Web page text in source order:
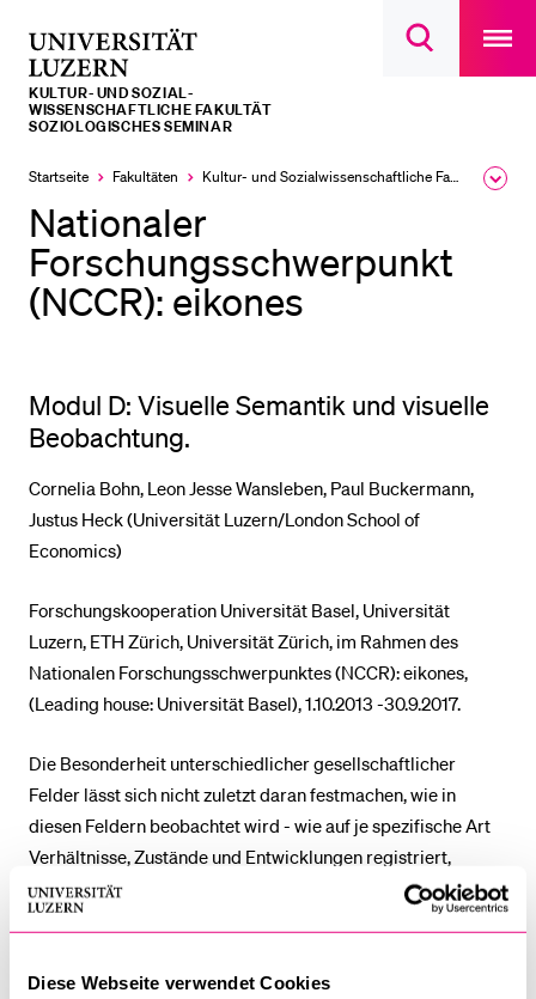
Diese Webseite verwendet Cookies
Suchdialog
main
KULTUR- UND SOZIAL­­­
WISSENSCHAFTLICHE FAKULTÄT
SOZIOLOGISCHES SEMINAR
Startseite Fakultäten Kultur- und Sozial­­wissenschaftliche Fakultät
Nationaler
Forschungsschwerpunkt
(NCCR): eikones
Modul D: Visuelle Semantik und visuelle
Beobachtung.
Cornelia Bohn, Leon Jesse Wansleben, Paul Buckermann,
Justus Heck (Universität Luzern/London School of
Economics)
Forschungskooperation Universität Basel, Universität
Luzern, ETH Zürich, Universität Zürich, im Rahmen des
Nationalen Forschungsschwerpunktes (NCCR): eikones,
(Leading house: Universität Basel), 1.10.2013 -30.9.2017.
Die Besonderheit unterschiedlicher gesellschaftlicher
Felder lässt sich nicht zuletzt daran festmachen, wie in
diesen Feldern beobachtet wird - wie auf je spezifische Art
Verhältnisse, Zustände und Entwicklungen registriert,
projiziert und eingeschätzt werden. In dem Modul
untersuchen wir solche Beobachtungen als soziale und
sollen neben Unterschieden auch Ähnlichkeiten sichtbar
LETZTE SUCHEN
Sie haben noch keine Suche getätigt.
Schulklassen und Lehrpersonen
Studien­interessierte
Studierende
Forschende
Alumni
Stellensuchende
Förderer
Medien
BELIEBTE INHALTE
Vorlesungsverzeichnis
Menuplan Mensa